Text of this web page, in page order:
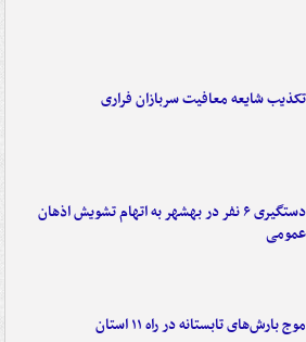
تکذیب شایعه معافیت سربازان فراری
دستگیری ۶ نفر در بهشهر به اتهام تشویش اذهان
عمومی
موج بارش‌های تابستانه در راه ۱۱ استان